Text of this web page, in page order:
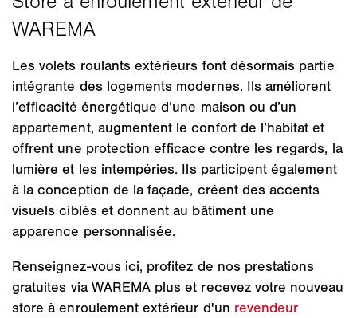
Les volets roulants extérieurs font désormais partie
intégrante des logements modernes. Ils améliorent
l’efficacité énergétique d’une maison ou d’un
appartement, augmentent le confort de l’habitat et
offrent une protection efficace contre les regards, la
lumière et les intempéries. Ils participent également
à la conception de la façade, créent des accents
visuels ciblés et donnent au bâtiment une
apparence personnalisée.
Renseignez-vous ici, profitez de nos prestations
gratuites via WAREMA plus et recevez votre nouveau
store à enroulement extérieur d'un revendeur